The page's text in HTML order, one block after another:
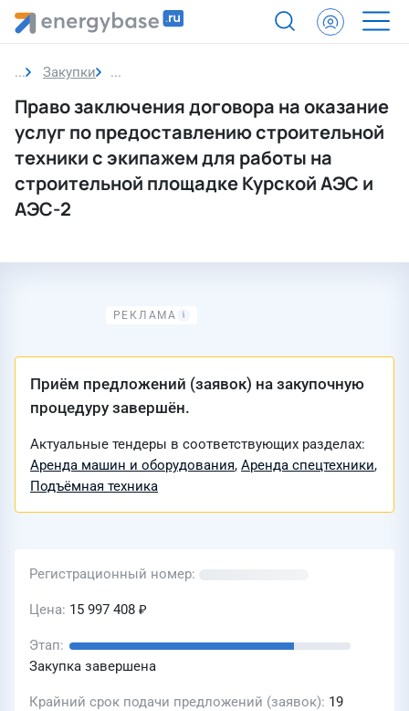
Закупки Закупка
Право заключения договора на оказание
услуг по предоставлению строительной
техники с экипажем для работы на
строительной площадке Курской АЭС и
АЭС-2
Приём предложений (заявок) на закупочную
процедуру завершён.
Актуальные тендеры в соответствующих разделах:
Аренда машин и оборудования, Аренда спецтехники,
Подъёмная техника
Регистрационный номер
Цена 15 997 408 ₽
Этап
Закупка завершена
Крайний срок подачи предложений (заявок) 19